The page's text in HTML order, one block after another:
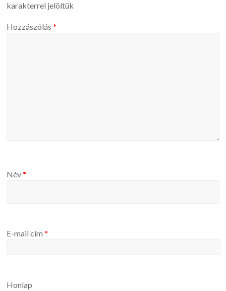
karakterrel jelöltük
Hozzászólás*
Név*
E-mail cím*
Honlap